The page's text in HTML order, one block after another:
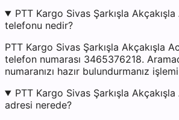
PTT Kargo Sivas Şarkışla
telefonu nedir?
PTT Kargo Sivas Şarkışla Akçakışla
telefon numarası 3465376218.
numaranızı hazır bulundurmanız işlemi
PTT Kargo Sivas Şarkışla
adresi nerede?